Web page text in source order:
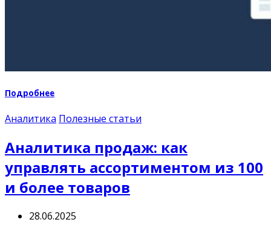
Подробнее
Аналитика Полезные статьи
Аналитика продаж: как
управлять ассортиментом из 100
и более товаров
28.06.2025